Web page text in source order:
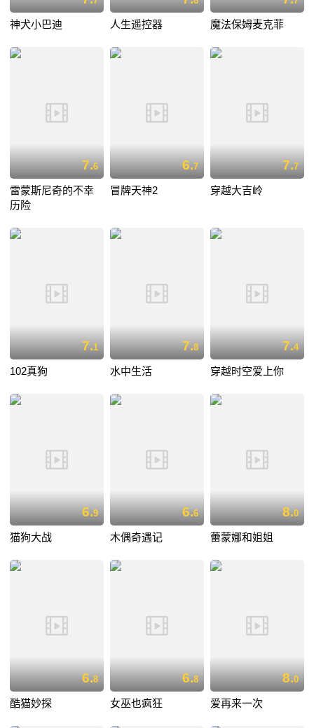
神犬小巴迪 人生遥控器 魔法保姆麦克菲
7.6
雷蒙斯尼奇的不幸
历险
6.7
冒牌天神2
7.7
穿越大吉岭
7.1
102真狗
7.8
水中生活
7.4
穿越时空爱上你
6.9
猫狗大战
6.6
木偶奇遇记
8.0
蕾蒙娜和姐姐
6.8
酷猫妙探
6.8
女巫也疯狂
8.0
爱再来一次